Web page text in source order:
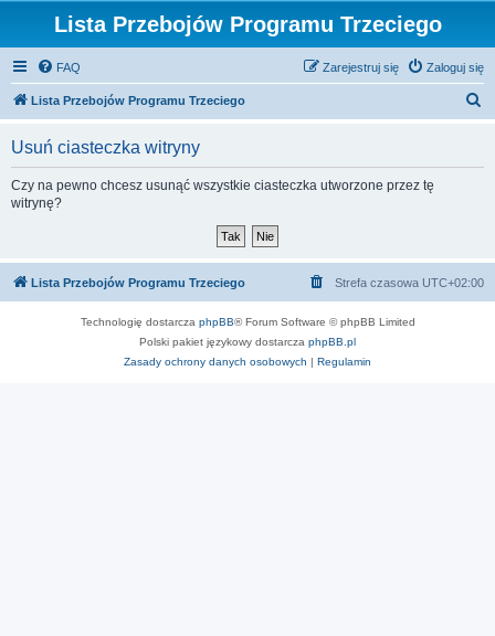
Lista Przebojów Programu Trzeciego
FAQ Zaloguj się
Zarejestruj się
Lista Przebojów Programu Trzeciego
Usuń ciasteczka witryny
Czy na pewno chcesz usunąć wszystkie ciasteczka utworzone przez tę
witrynę?
Lista Przebojów Programu Trzeciego Strefa czasowa UTC+02:00
Technologię dostarcza phpBB® Forum Software © phpBB Limited
Polski pakiet językowy dostarcza phpBB.pl
Zasady ochrony danych osobowych | Regulamin